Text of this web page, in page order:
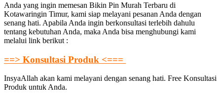
Anda yang ingin memesan Bikin Pin Murah Terbaru di
Kotawaringin Timur, kami siap melayani pesanan Anda dengan
senang hati. Apabila Anda ingin berkonsultasi terlebih dahulu
tentang kebutuhan Anda, maka Anda bisa menghubungi kami
melalui link berikut :
==> Konsultasi Produk <===
InsyaAllah akan kami melayani dengan senang hati. Free Konsultasi
Produk untuk Anda.